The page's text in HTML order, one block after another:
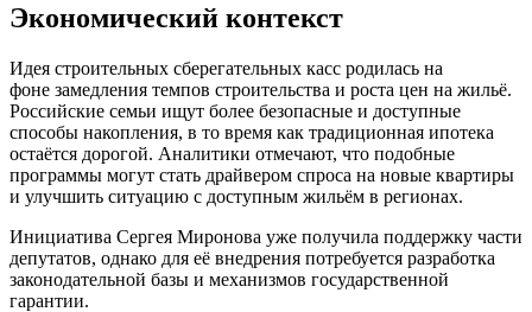
Экономический контекст
Идея строительных сберегательных касс родилась на
фоне замедления темпов строительства и роста цен на жильё.
Российские семьи ищут более безопасные и доступные
способы накопления, в то время как традиционная ипотека
остаётся дорогой. Аналитики отмечают, что подобные
программы могут стать драйвером спроса на новые квартиры
и улучшить ситуацию с доступным жильём в регионах.
Инициатива Сергея Миронова уже получила поддержку части
депутатов, однако для её внедрения потребуется разработка
законодательной базы и механизмов государственной
гарантии.